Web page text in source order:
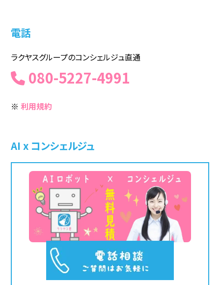
電話
ラクヤスグループのコンシェルジュ直通
080-5227-4991
※利用規約
AI x コンシェルジュ
お見積りを開始しますか？